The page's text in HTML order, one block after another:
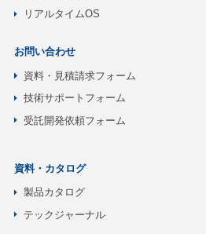
リアルタイムOS
お問い合わせ
資料・見積請求フォーム
技術サポートフォーム
受託開発依頼フォーム
資料・カタログ
製品カタログ
テックジャーナル